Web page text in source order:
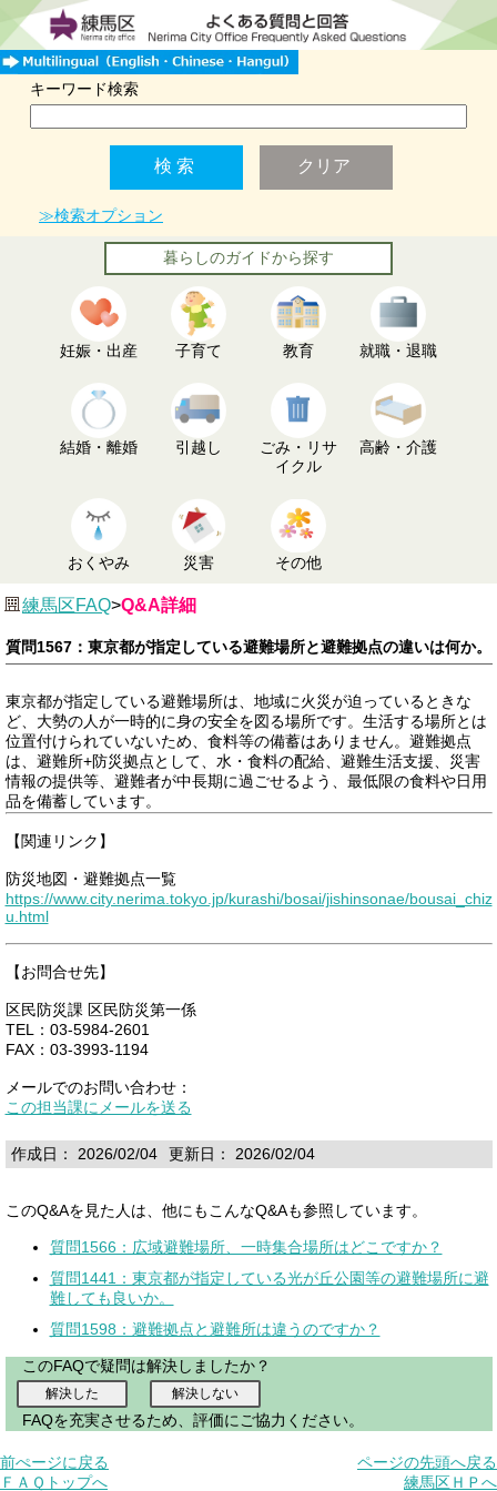
キーワード検索
≫検索オプション
暮らしのガイドから探す
妊娠・出産 子育て 教育 就職・退職
結婚・離婚 引越し
ごみ・リサ
イクル
高齢・介護
おくやみ 災害 その他
練馬区FAQ>Q&A詳細
質問1567：東京都が指定している避難場所と避難拠点の違いは何か。
東京都が指定している避難場所は、地域に火災が迫っているときな
ど、大勢の人が一時的に身の安全を図る場所です。生活する場所とは
位置付けられていないため、食料等の備蓄はありません。避難拠点
は、避難所+防災拠点として、水・食料の配給、避難生活支援、災害
情報の提供等、避難者が中長期に過ごせるよう、最低限の食料や日用
品を備蓄しています。
【関連リンク】
防災地図・避難拠点一覧
https://www.city.nerima.tokyo.jp/kurashi/bosai/jishinsonae/bousai_chiz
u.html
【お問合せ先】
区民防災課 区民防災第一係
TEL：03-5984-2601
FAX：03-3993-1194
メールでのお問い合わせ：
この担当課にメールを送る
作成日： 2026/02/04 更新日： 2026/02/04
このQ&Aを見た人は、他にもこんなQ&Aも参照しています。
質問1566：広域避難場所、一時集合場所はどこですか？
質問1441：東京都が指定している光が丘公園等の避難場所に避
難しても良いか。
質問1598：避難拠点と避難所は違うのですか？
このFAQで疑問は解決しましたか？
FAQを充実させるため、評価にご協力ください。
前ぺージに戻る
ページの先頭へ戻る
ＦＡＱトップへ
練馬区ＨＰへ